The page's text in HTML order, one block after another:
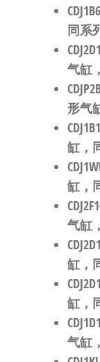
同系
气缸
形气
缸，
缸，
气缸
缸，
缸，
气缸